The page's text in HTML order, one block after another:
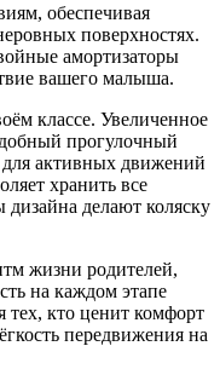
обеспечивая
поверхностях.
амортизаторы
вашего малыша.
классе. Увеличенное
прогулочный
для активных движений
хранить все
делают коляску
жизни родителей,
на каждом этапе
тех, кто ценит комфорт
передвижения на